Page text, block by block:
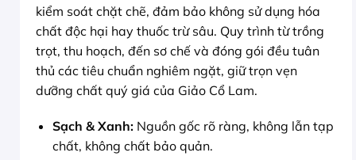
kiểm soát chặt chẽ, đảm bảo không sử dụng hóa
chất độc hại hay thuốc trừ sâu. Quy trình từ trồng
trọt, thu hoạch, đến sơ chế và đóng gói đều tuân
thủ các tiêu chuẩn nghiêm ngặt, giữ trọn vẹn
dưỡng chất quý giá của Giảo Cổ Lam.
Sạch & Xanh:Nguồn gốc rõ ràng, không lẫn tạp
chất, không chất bảo quản.